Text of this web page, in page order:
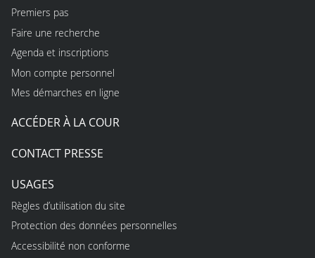
Premiers pas
Faire une recherche
Agenda et inscriptions
Mon compte personnel
Mes démarches en ligne
ACCÉDER À LA COUR
CONTACT PRESSE
USAGES
Règles d’utilisation du site
Protection des données personnelles
Accessibilité non conforme